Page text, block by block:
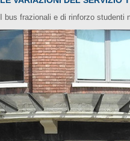
I bus frazionali e di rinforzo